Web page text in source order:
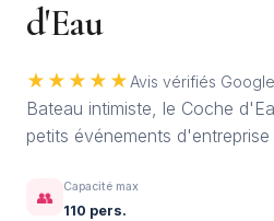
d'Eau
★★★★★ Avis vérifiés Google
Bateau intimiste, le Coche
petits événements
👥 Capacité max
110 pers.